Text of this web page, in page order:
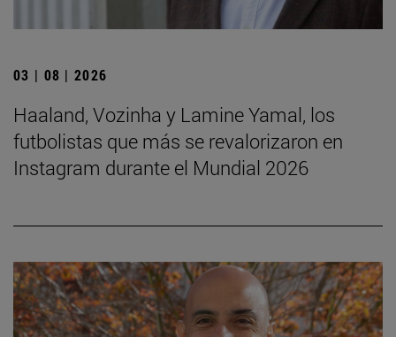
03 | 08 | 2026
Haaland, Vozinha y Lamine Yamal, los
futbolistas que más se revalorizaron en
Instagram durante el Mundial 2026